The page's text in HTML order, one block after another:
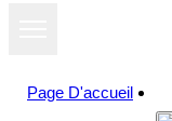
Page D'accueil